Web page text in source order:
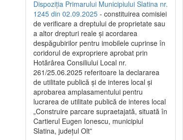
Dispoziția Primarului Municipiului Slatina nr.
1245 din 02.09.2025 - constituirea comisiei
de verificare a dreptului de proprietate sau
a altor drepturi reale și acordarea
despăgubirilor pentru imobilele cuprinse în
coridorul de expropriere aprobat prin
Hotărârea Consiliului Local nr.
261/25.06.2025 referitoare la declararea
de utilitate publică și de interes local și
aprobarea amplasamentului pentru
lucrarea de utilitate publică de interes local
„Construire parcare supraetajată, situată în
Cartierul Eugen Ionescu, municipiul
Slatina, județul Olt”